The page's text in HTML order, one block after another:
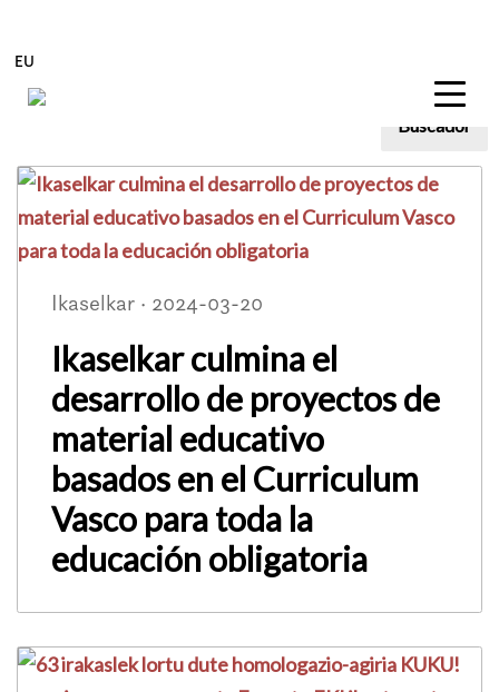
EU
Blog
Buscador
Ikaselkar · 2024-03-20
Ikaselkar culmina el
desarrollo de proyectos de
material educativo
basados en el Curriculum
Vasco para toda la
educación obligatoria